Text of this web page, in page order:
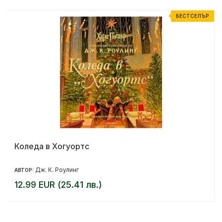
БЕСТСЕЛЪР
Коледа в Хогуортс
АВТОР: Дж. К. Роулинг
12.99 EUR (25.41 лв.)